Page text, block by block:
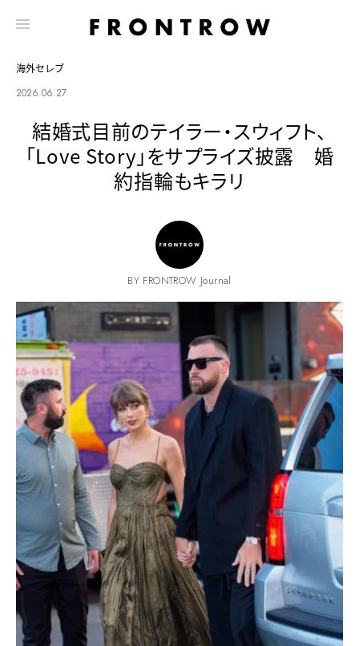
海外セレブ
2026.06.27
結婚式目前のテイラー・スウィフト、
「Love Story」をサプライズ披露 婚
約指輪もキラリ
BY FRONTROW Journal